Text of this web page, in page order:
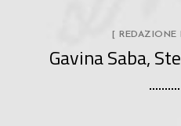
[ REDAZIONE
Gavina Saba,